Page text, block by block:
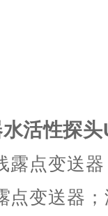
活性探
露点变送
点变送器